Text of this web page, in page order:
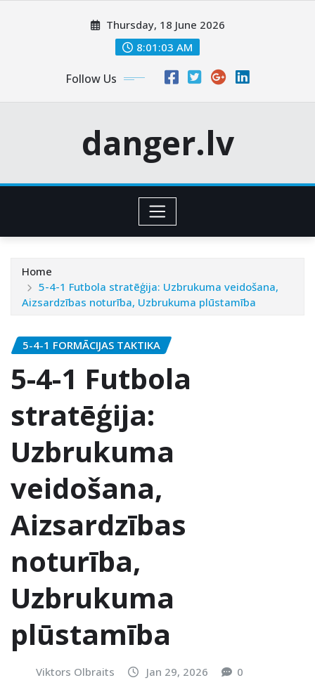
Thursday, 18 June 2026
8:01:04 AM
Follow Us
danger.lv
Home
5-4-1 Futbola stratēģija: Uzbrukuma veidošana,
Aizsardzības noturība, Uzbrukuma plūstamība
5-4-1 FORMĀCIJAS TAKTIKA
5-4-1 Futbola
stratēģija:
Uzbrukuma
veidošana,
Aizsardzības
noturība,
Uzbrukuma
plūstamība
Viktors Olbraits Jan 29, 2026 0